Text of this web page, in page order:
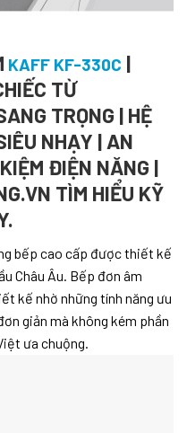
KAFF KF-330C |
TỪ
TRỌNG | HỆ
NHẠY | AN
ĐIỆN NĂNG |
TÌM HIỂU KỸ
bếp cao cấp được thiết kế
Châu Âu. Bếp đơn âm
kế nhờ những tính năng ưu
giản mà không kém phần
ưa chuộng.